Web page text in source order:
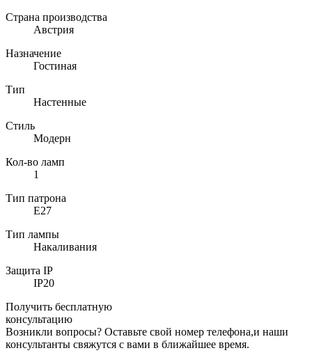
Страна производства
Австрия
Назначение
Гостиная
Тип
Настенные
Стиль
Модерн
Кол-во ламп
1
Тип патрона
E27
Тип лампы
Накаливания
Защита IP
IP20
Получить бесплатную
консультацию
Возникли вопросы? Оставьте свой номер телефона,и наши
консультанты свяжутся с вами в ближайшее время.